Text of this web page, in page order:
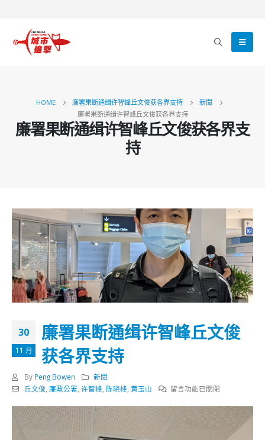
HOME 廉署果断通缉许智峰丘文俊获各界支持
新聞
廉署果断通缉许智峰丘文俊获各界支持
廉署果断通缉许智峰丘文俊获各界支
持
30
11 月
廉署果断通缉许智峰丘文俊
获各界支持
By Peng Bowen
新聞
丘文俊, 廉政公署, 许智峰, 陈晓峰, 黄玉山
在
署
留言功能已關閉